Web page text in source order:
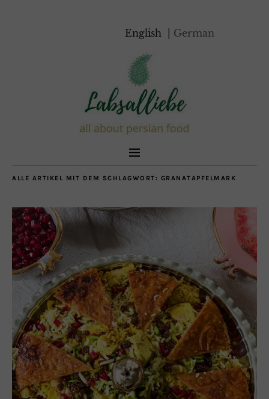
English German
ALLE ARTIKEL MIT DEM SCHLAGWORT: GRANATAPFELMARK